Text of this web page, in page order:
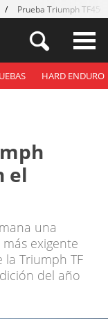
Prueba Triumph
HARD ENDURO
el
una
exigente
Triumph TF
del año